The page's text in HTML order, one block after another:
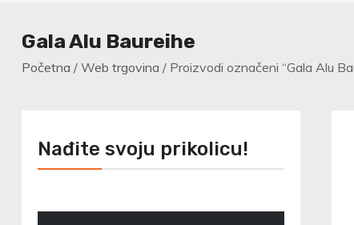
Gala Alu Baureihe
Početna / Web trgovina / Proizvodi označeni “Gala Alu
Nađite svoju prikolicu!